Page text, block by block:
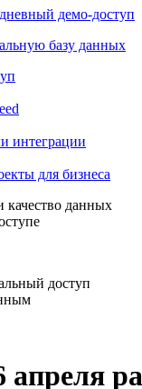
базу данных
для бизнеса
данных
доступ